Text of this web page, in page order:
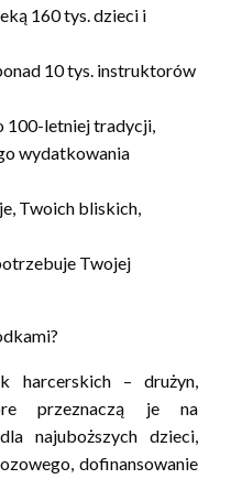
160 tys. dzieci i
10 tys. instruktorów
100-letniej tradycji,
wydatkowania
Twoich bliskich,
Twojej
harcerskich – drużyn,
przeznaczą je na
najuboższych dzieci,
dofinansowanie